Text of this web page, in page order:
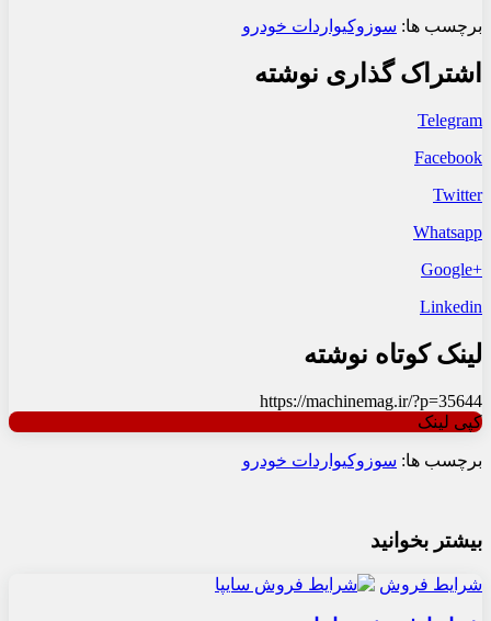
برچسب ها: سوزوکیواردات خودرو
اشتراک گذاری نوشته
Telegram
Facebook
Twitter
Whatsapp
+Google
Linkedin
لینک کوتاه نوشته
https://machinemag.ir/?p=35644
کپی لینک
برچسب ها: سوزوکیواردات خودرو
بیشتر بخوانید
شرایط فروش